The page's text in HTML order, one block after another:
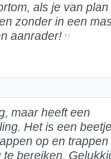
als je van
zonder in een
aanrader!
maar heeft een
Het is een
op en trappen
bereiken.